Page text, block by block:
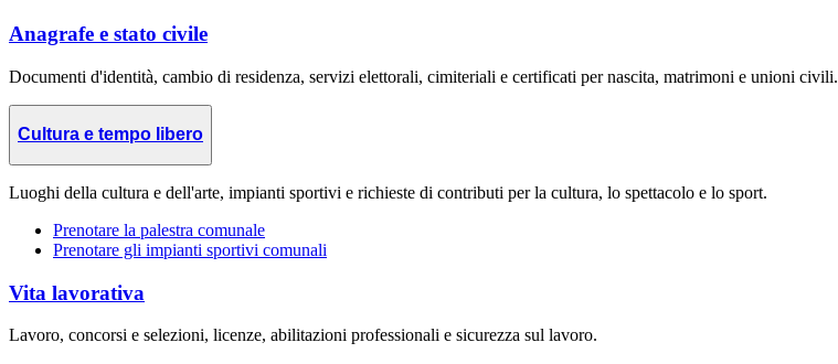
Anagrafe e stato civile
Documenti d'identità, cambio di residenza, servizi elettorali, cimiteriali e certificati per nascita, matrimoni e unioni civili.
Cultura e tempo libero
Luoghi della cultura e dell'arte, impianti sportivi e richieste di contributi per la cultura, lo spettacolo e lo sport.
Prenotare la palestra comunale
Prenotare gli impianti sportivi comunali
Vita lavorativa
Lavoro, concorsi e selezioni, licenze, abilitazioni professionali e sicurezza sul lavoro.